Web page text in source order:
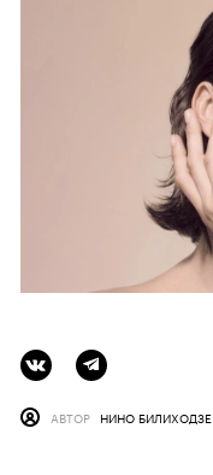
АВТОР НИНО БИЛИХОДЗЕ